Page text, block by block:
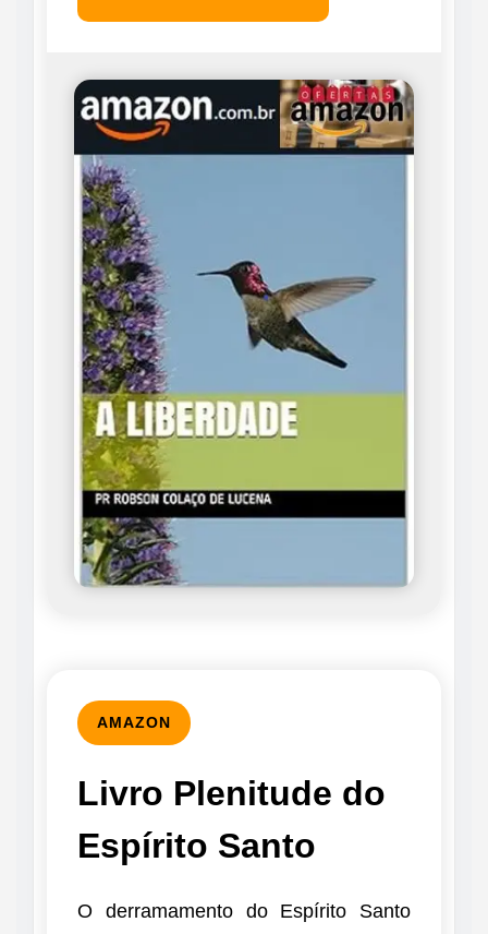
AMAZON
Livro Plenitude do
Espírito Santo
O derramamento do Espírito Santo